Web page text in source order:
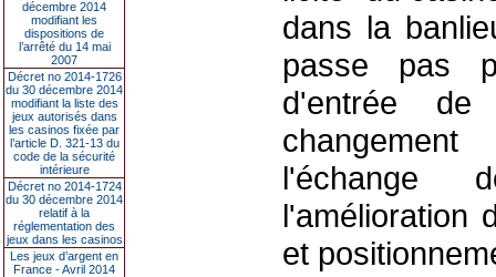
décembre 2014
modifiant les
dispositions de
l’arrêté du 14 mai
2007
Décret no 2014-1726
du 30 décembre 2014
modifiant la liste des
jeux autorisés dans
les casinos fixée par
l’article D. 321-13 du
code de la sécurité
intérieure
Décret no 2014-1724
du 30 décembre 2014
relatif à la
réglementation des
jeux dans les casinos
Les jeux d’argent en
France - Avril 2014
dans la
passe pas
d'entrée
changement
l'échange
l'amélioration
et